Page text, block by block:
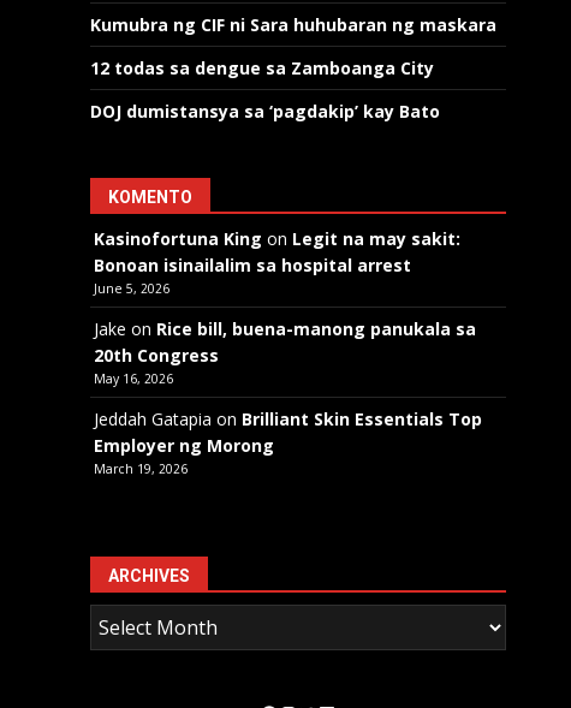
Kumubra ng CIF ni Sara huhubaran ng maskara
12 todas sa dengue sa Zamboanga City
DOJ dumistansya sa ‘pagdakip’ kay Bato
KOMENTO
Kasinofortuna King on Legit na may sakit:
Bonoan isinailalim sa hospital arrest
June 5, 2026
Jake on Rice bill, buena-manong panukala sa
20th Congress
May 16, 2026
Jeddah Gatapia on Brilliant Skin Essentials Top
Employer ng Morong
March 19, 2026
ARCHIVES